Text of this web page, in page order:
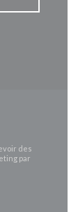
des
par